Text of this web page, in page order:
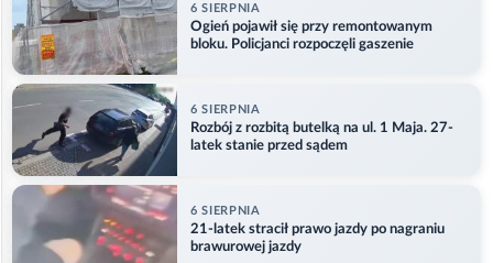
6 SIERPNIA
Ogień pojawił się przy remontowanym
bloku. Policjanci rozpoczęli gaszenie
6 SIERPNIA
Rozbój z rozbitą butelką na ul. 1 Maja. 27-
latek stanie przed sądem
6 SIERPNIA
21-latek stracił prawo jazdy po nagraniu
brawurowej jazdy